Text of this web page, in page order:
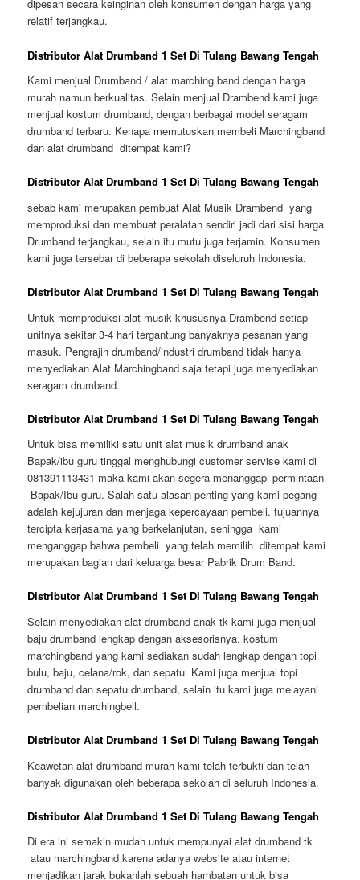
dipesan secara keinginan oleh konsumen dengan harga yang
relatif terjangkau.
Distributor Alat Drumband 1 Set Di Tulang Bawang Tengah
Kami menjual Drumband / alat marching band dengan harga
murah namun berkualitas. Selain menjual Drambend kami juga
menjual kostum drumband, dengan berbagai model seragam
drumband terbaru. Kenapa memutuskan membeli Marchingband
dan alat drumband ditempat kami?
Distributor Alat Drumband 1 Set Di Tulang Bawang Tengah
sebab kami merupakan pembuat Alat Musik Drambend yang
memproduksi dan membuat peralatan sendiri jadi dari sisi harga
Drumband terjangkau, selain itu mutu juga terjamin. Konsumen
kami juga tersebar di beberapa sekolah diseluruh Indonesia.
Distributor Alat Drumband 1 Set Di Tulang Bawang Tengah
Untuk memproduksi alat musik khususnya Drambend setiap
unitnya sekitar 3-4 hari tergantung banyaknya pesanan yang
masuk. Pengrajin drumband/industri drumband tidak hanya
menyediakan Alat Marchingband saja tetapi juga menyediakan
seragam drumband.
Distributor Alat Drumband 1 Set Di Tulang Bawang Tengah
Untuk bisa memiliki satu unit alat musik drumband anak
Bapak/ibu guru tinggal menghubungi customer servise kami di
081391113431 maka kami akan segera menanggapi permintaan
Bapak/Ibu guru. Salah satu alasan penting yang kami pegang
adalah kejujuran dan menjaga kepercayaan pembeli. tujuannya
tercipta kerjasama yang berkelanjutan, sehingga kami
menganggap bahwa pembeli yang telah memilih ditempat kami
merupakan bagian dari keluarga besar Pabrik Drum Band.
Distributor Alat Drumband 1 Set Di Tulang Bawang Tengah
Selain menyediakan alat drumband anak tk kami juga menjual
baju drumband lengkap dengan aksesorisnya. kostum
marchingband yang kami sediakan sudah lengkap dengan topi
bulu, baju, celana/rok, dan sepatu. Kami juga menjual topi
drumband dan sepatu drumband, selain itu kami juga melayani
pembelian marchingbell.
Distributor Alat Drumband 1 Set Di Tulang Bawang Tengah
Keawetan alat drumband murah kami telah terbukti dan telah
banyak digunakan oleh beberapa sekolah di seluruh Indonesia.
Distributor Alat Drumband 1 Set Di Tulang Bawang Tengah
Di era ini semakin mudah untuk mempunyai alat drumband tk
atau marchingband karena adanya website atau internet
menjadikan jarak bukanlah sebuah hambatan untuk bisa